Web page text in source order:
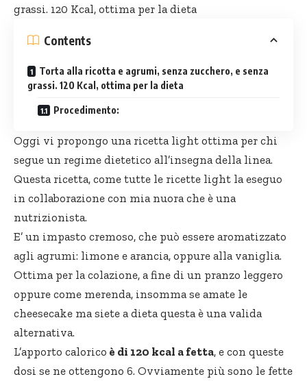
grassi. 120 Kcal, ottima per la dieta
Contents
Torta alla ricotta e agrumi, senza zucchero, e senza
grassi. 120 Kcal, ottima per la dieta
Procedimento:
Oggi vi propongo una ricetta light ottima per chi
segue un regime dietetico all’insegna della linea.
Questa ricetta, come tutte le ricette light la eseguo
in collaborazione con mia nuora che è una
nutrizionista.
E’ un impasto cremoso, che può essere aromatizzato
agli agrumi: limone e arancia, oppure alla vaniglia.
Ottima per la colazione, a fine di un pranzo leggero
oppure come merenda, insomma se amate le
cheesecake ma siete a dieta questa è una valida
alternativa.
L’apporto calorico è di 120 kcal a fetta, e con queste
dosi se ne ottengono 6. Ovviamente più sono le fette